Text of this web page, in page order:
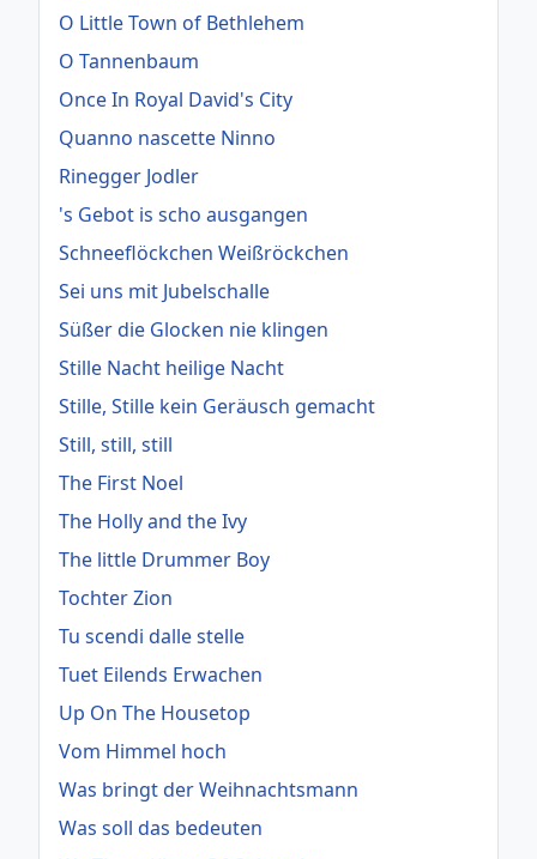
O Little Town of Bethlehem
O Tannenbaum
Once In Royal David's City
Quanno nascette Ninno
Rinegger Jodler
's Gebot is scho ausgangen
Schneeflöckchen Weißröckchen
Sei uns mit Jubelschalle
Süßer die Glocken nie klingen
Stille Nacht heilige Nacht
Stille, Stille kein Geräusch gemacht
Still, still, still
The First Noel
The Holly and the Ivy
The little Drummer Boy
Tochter Zion
Tu scendi dalle stelle
Tuet Eilends Erwachen
Up On The Housetop
Vom Himmel hoch
Was bringt der Weihnachtsmann
Was soll das bedeuten